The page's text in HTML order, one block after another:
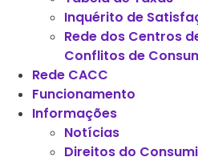
Inquérito de
Rede dos Centros
Conflitos de
Rede CACC
Funcionamento
Informações
Notícias
Direitos do